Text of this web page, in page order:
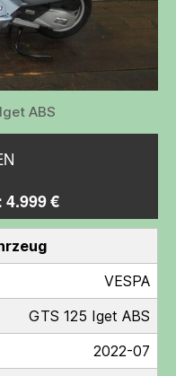
ABS
€
VESPA
GTS 125 Iget ABS
2022-07